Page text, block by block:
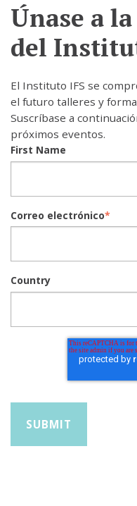
Únase a
del
El Instituto IFS se
el futuro talleres y
Suscríbase a
próximos eventos.
First Name
Correo electrónico*
Country